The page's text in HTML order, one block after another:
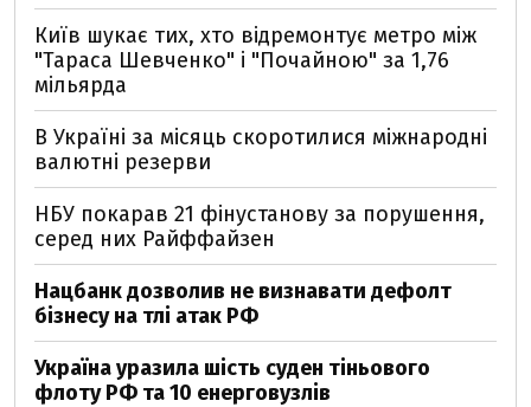
Київ шукає тих, хто відремонтує метро між
"Тараса Шевченко" і "Почайною" за 1,76
мільярда
В Україні за місяць скоротилися міжнародні
валютні резерви
НБУ покарав 21 фінустанову за порушення,
серед них Райффайзен
Нацбанк дозволив не визнавати дефолт
бізнесу на тлі атак РФ
Україна уразила шість суден тіньового
флоту РФ та 10 енерговузлів